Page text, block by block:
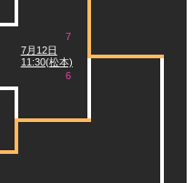
7月12日
11:30(松本)
7
6